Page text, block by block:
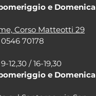
e Domenica
Corso Matteotti 29
70178
12,30 / 16-19,30
e Domenica